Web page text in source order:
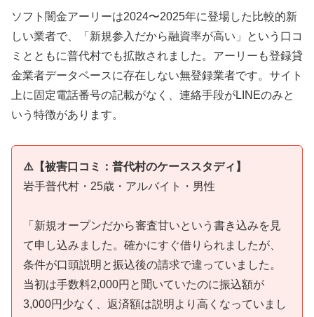
ソフト闇金アーリーは2024〜2025年に登場した比較的新
しい業者で、「新規参入だから融資率が高い」という口コ
ミとともに普代村でも拡散されました。アーリーも登録貸
金業者データベースに存在しない無登録業者です。サイト
上に固定電話番号の記載がなく、連絡手段がLINEのみと
いう特徴があります。
⚠️【被害口コミ：普代村のケーススタディ】
岩手普代村・25歳・アルバイト・男性
「新規オープンだから審査甘いという書き込みを見
て申し込みました。確かにすぐ借りられましたが、
条件が口頭説明と振込後の請求で違っていました。
当初は手数料2,000円と聞いていたのに振込額が
3,000円少なく、返済額は説明より高くなっていまし